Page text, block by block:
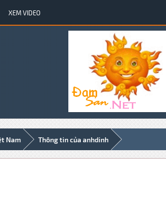
XEM VIDEO
Nam Thông tin của anhdinh